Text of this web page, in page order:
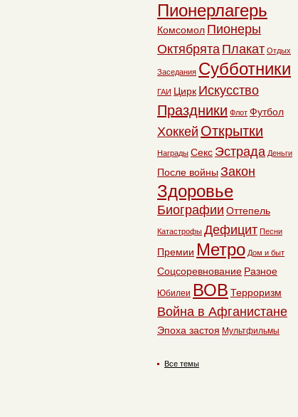
Пионерлагерь
Комсомол Пионеры
Октябрята Плакат Отдых
Заседания Субботники
ГАИ Цирк Искусство
Праздники Флот Футбол
Хоккей Открытки
Награды Секс Эстрада Деньги
После войны Закон
Здоровье
Биографии Оттепель
Катастрофы Дефицит Песни
Премии Метро Дом и быт
Соцсоревнование Разное
Юбилеи ВОВ Терроризм
Война в Афганистане
Эпоха застоя Мультфильмы
Все темы